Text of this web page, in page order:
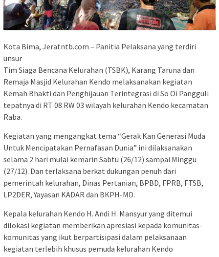
Kota Bima, Jeratntb.com – Panitia Pelaksana yang terdiri
unsur
Tim Siaga Bencana Kelurahan (TSBK), Karang Taruna dan
Remaja Masjid Kelurahan Kendo melaksanakan kegiatan
Kemah Bhakti dan Penghijauan Terintegrasi di So Oi Pangguli
tepatnya di RT 08 RW 03 wilayah kelurahan Kendo kecamatan
Raba.
Kegiatan yang mengangkat tema “Gerak Kan Generasi Muda
Untuk Mencipatakan Pernafasan Dunia” ini dilaksanakan
selama 2 hari mulai kemarin Sabtu (26/12) sampai Minggu
(27/12). Dan terlaksana berkat dukungan penuh dari
pemerintah kelurahan, Dinas Pertanian, BPBD, FPRB, FTSB,
LP2DER, Yayasan KADAR dan BKPH-MD.
Kepala kelurahan Kendo H. Andi H. Mansyur yang ditemui
dilokasi kegiatan memberikan apresiasi kepada komunitas-
komunitas yang ikut berpartisipasi dalam pelaksanaan
kegiatan terlebih khusus pemuda kelurahan Kendo